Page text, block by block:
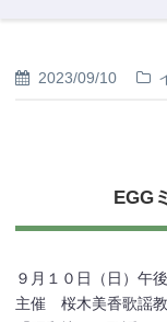
2023/09/10
EGG
９月１０日（日）午
主催 桜木美香歌謡